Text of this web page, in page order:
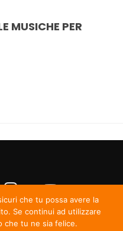
MUSICHE PER
che tu possa avere la
Se continui ad utilizzare
che tu ne sia felice.